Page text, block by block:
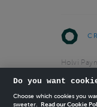
Holvi
Do you want
Choose which cookies you
sweeter.
Read our Cookie